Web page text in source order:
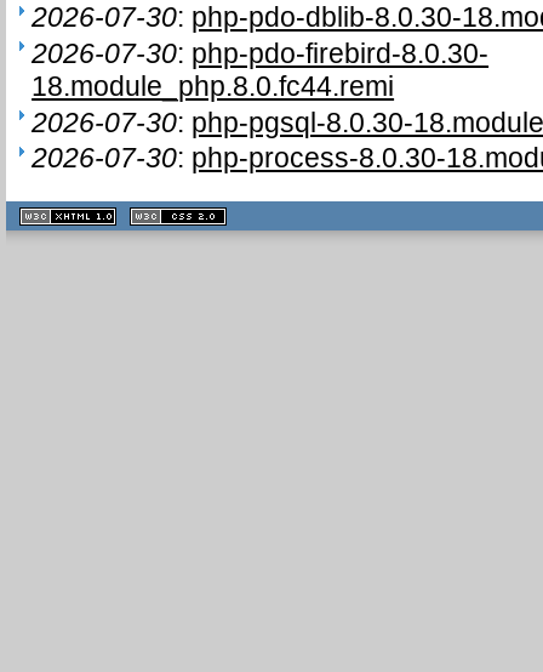
2026-07-30: php-pdo-dblib-8.0.30-
2026-07-30: php-pdo-firebird-8.0.30-
18.module_php.8.0.fc44.remi
2026-07-30: php-pgsql-8.0.30-
2026-07-30: php-process-8.0.30-
XHTML
1.1 valide
2.0 valide